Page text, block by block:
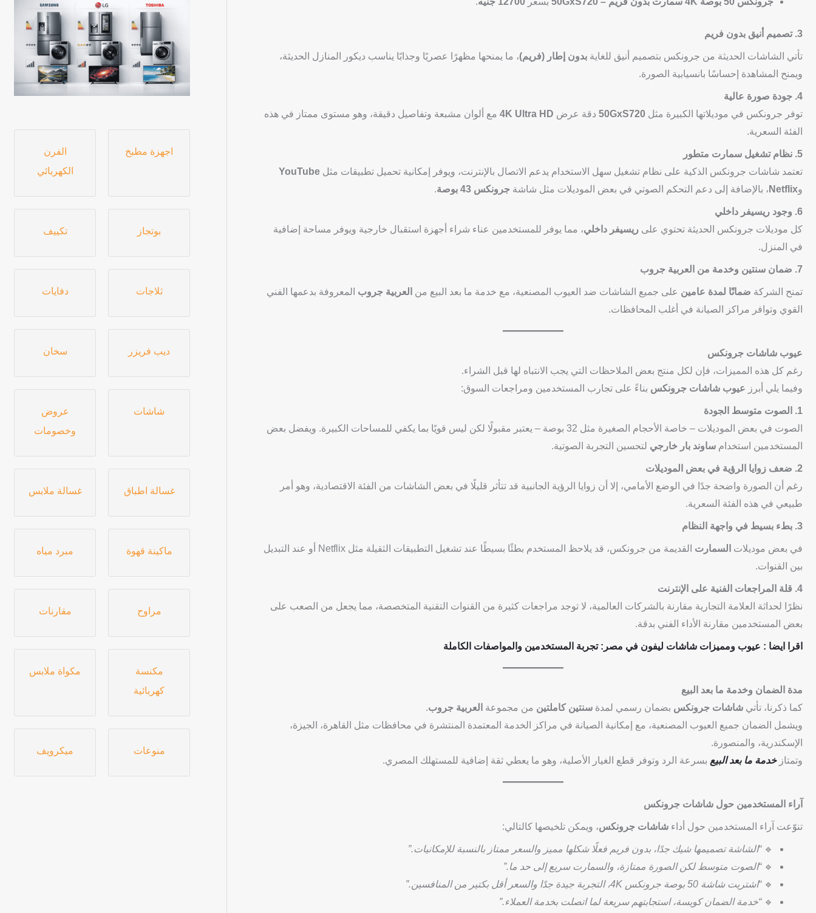
3. تصميم أنيق بدون فريم
تأتي الشاشات الحديثة من جرونكس بتصميم أنيق للغاية بدون إطار (فريم)، ما يمنحها مظهرًا عصريًا وجذابًا يناسب ديكور المنازل الحديثة،
ويمنح المشاهدة إحساسًا بانسيابية الصورة.
4. جودة صورة عالية
توفر جرونكس في موديلاتها الكبيرة مثل 50GxS720 دقة عرض 4K Ultra HD مع ألوان مشبعة وتفاصيل دقيقة، وهو مستوى ممتاز في هذه
الفئة السعرية.
5. نظام تشغيل سمارت متطور
تعتمد شاشات جرونكس الذكية على نظام تشغيل سهل الاستخدام يدعم الاتصال بالإنترنت، ويوفر إمكانية تحميل تطبيقات مثل YouTube
وNetflix ، بالإضافة إلى دعم التحكم الصوتي في بعض الموديلات مثل شاشة جرونكس 43 بوصة .
6. وجود ريسيفر داخلي
كل موديلات جرونكس الحديثة تحتوي على ريسيفر داخلي، مما يوفر للمستخدمين عناء شراء أجهزة استقبال خارجية ويوفر مساحة إضافية
في المنزل.
7. ضمان سنتين وخدمة من العربية جروب
تمنح الشركة ضمانًا لمدة عامين على جميع الشاشات ضد العيوب المصنعية، مع خدمة ما بعد البيع من العربية جروب المعروفة بدعمها الفني
القوي وتوافر مراكز الصيانة في أغلب المحافظات.
عيوب شاشات جرونكس
رغم كل هذه المميزات، فإن لكل منتج بعض الملاحظات التي يجب الانتباه لها قبل الشراء.
وفيما يلي أبرز عيوب شاشات جرونكس بناءً على تجارب المستخدمين ومراجعات السوق:
1. الصوت متوسط الجودة
الصوت في بعض الموديلات – خاصة الأحجام الصغيرة مثل 32 بوصة – يعتبر مقبولًا لكن ليس قويًا بما يكفي للمساحات الكبيرة. ويفضل بعض
المستخدمين استخدام ساوند بار خارجي لتحسين التجربة الصوتية.
2. ضعف زوايا الرؤية في بعض الموديلات
رغم أن الصورة واضحة جدًا في الوضع الأمامي، إلا أن زوايا الرؤية الجانبية قد تتأثر قليلًا في بعض الشاشات من الفئة الاقتصادية، وهو أمر
طبيعي في هذه الفئة السعرية.
3. بطء بسيط في واجهة النظام
في بعض موديلات السمارت
القديمة من جرونكس، قد يلاحظ المستخدم بطئًا بسيطًا عند تشغيل التطبيقات الثقيلة مثل Netflix أو عند التبديل
بين القنوات.
4. قلة المراجعات الفنية على الإنترنت
نظرًا لحداثة العلامة التجارية مقارنة بالشركات العالمية، لا توجد مراجعات كثيرة من القنوات التقنية المتخصصة، مما يجعل من الصعب على
بعض المستخدمين مقارنة الأداء الفني بدقة.
اقرا ايضا : عيوب ومميزات شاشات ليفون في مصر: تجربة المستخدمين والمواصفات الكاملة
مدة الضمان وخدمة ما بعد البيع
كما ذكرنا، تأتي شاشات جرونكس بضمان رسمي لمدة سنتين كاملتين من مجموعة العربية جروب.
ويشمل الضمان جميع العيوب المصنعية، مع إمكانية الصيانة في مراكز الخدمة المعتمدة المنتشرة في محافظات مثل القاهرة، الجيزة،
الإسكندرية، والمنصورة.
وتمتازخدمة ما بعد البيع بسرعة الرد وتوفر قطع الغيار الأصلية، وهو ما يعطي ثقة إضافية للمستهلك المصري.
آراء المستخدمين حول شاشات جرونكس
تنوّعت آراء المستخدمين حول أداء شاشات جرونكس، ويمكن تلخيصها كالتالي:
🔹“الشاشة تصميمها شيك جدًا، بدون فريم فعلًا شكلها مميز والسعر ممتاز بالنسبة للإمكانيات.”
🔹“الصوت متوسط لكن الصورة ممتازة، والسمارت سريع إلى حد ما.”
🔹“اشتريت شاشة 50 بوصة جرونكس 4K، التجربة جيدة جدًا والسعر أقل بكتير من المنافسين.”
🔹“خدمة الضمان كويسة، استجابتهم سريعة لما اتصلت بخدمة العملاء.”
اجهزة مطبخ
الفرن
الكهربائي
بوتجاز تكييف
ثلاجات دفايات
ديب فريزر سخان
شاشات
عروض
وخصومات
غسالة اطباق غسالة ملابس
ماكينة قهوة مبرد مياه
مراوح مقارنات
مكنسة
كهربائية
مكواة ملابس
منوعات ميكرويف